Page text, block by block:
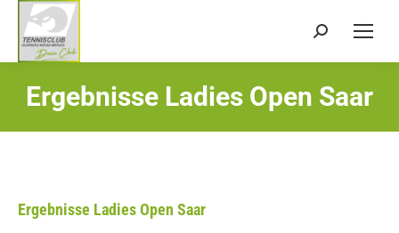
Search:
Ergebnisse Ladies Open Saar
Sie befinden sich hier:
Ergebnisse Ladies Open Saar